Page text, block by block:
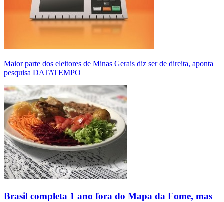
Maior parte dos eleitores de Minas Gerais diz ser de direita, aponta
pesquisa DATATEMPO
Brasil completa 1 ano fora do Mapa da Fome, mas